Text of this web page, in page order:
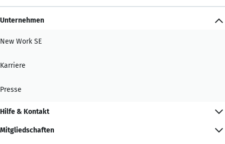
Unternehmen
New Work SE
Karriere
Presse
Hilfe & Kontakt
Mitgliedschaften